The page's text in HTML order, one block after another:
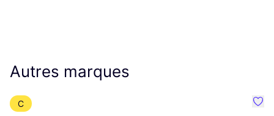
Autres marques
C